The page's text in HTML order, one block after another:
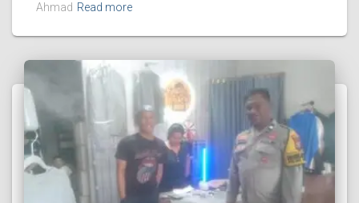
Ahmad Read more